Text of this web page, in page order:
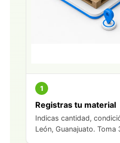
1
Registras tu material
Indicas cantidad,
León, Guanajuato. Toma